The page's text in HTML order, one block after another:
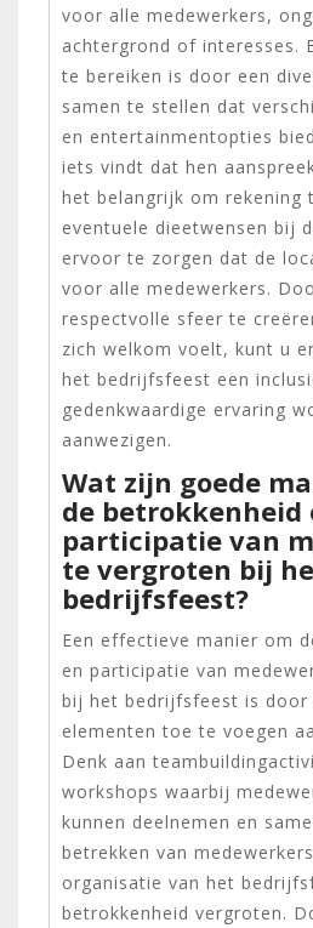
voor alle medewerkers,
achtergrond of interesses.
te bereiken is door een
samen te stellen dat
en entertainmentopties
iets vindt dat hen
het belangrijk om rekening
eventuele dieetwensen bij
ervoor te zorgen dat de
voor alle medewerkers.
respectvolle sfeer te
zich welkom voelt, kunt u
het bedrijfsfeest een
gedenkwaardige ervaring
aanwezigen.
Wat zijn goede
de betrokkenheid
participatie van
te vergroten bij
bedrijfsfeest?
Een effectieve manier om
en participatie van
bij het bedrijfsfeest is door
elementen toe te voegen
Denk aan
workshops waarbij
kunnen deelnemen en
betrekken van
organisatie van het
betrokkenheid vergroten.